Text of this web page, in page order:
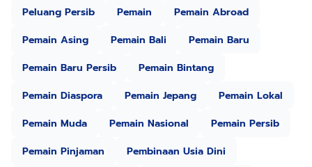
Peluang Persib
Pemain
Pemain Abroad
Pemain Asing
Pemain Bali
Pemain Baru
Pemain Baru Persib
Pemain Bintang
Pemain Diaspora
Pemain Jepang
Pemain Lokal
Pemain Muda
Pemain Nasional
Pemain Persib
Pemain Pinjaman
Pembinaan Usia Dini